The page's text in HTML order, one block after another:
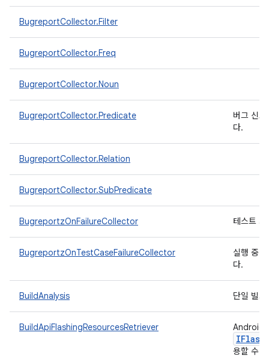
BugreportCollector.Filter
BugreportCollector.Freq
BugreportCollector.Noun
BugreportCollector.Predicate
버그 신
다.
BugreportCollector.Relation
BugreportCollector.SubPredicate
BugreportzOnFailureCollector 테스트
BugreportzOnTestCaseFailureCollector
실행 중
다.
BuildAnalysis 단일 빌
BuildApiFlashingResourcesRetriever Android
용할 수